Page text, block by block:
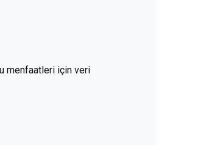
menfaatleri için veri